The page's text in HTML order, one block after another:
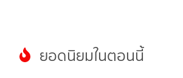
ยอดนิยมในตอนนี้